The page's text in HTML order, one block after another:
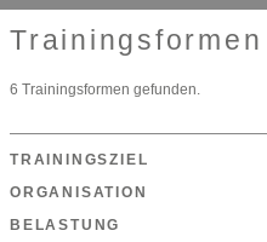
Trainingsformen
6 Trainingsformen gefunden.
TRAININGSZIEL
ORGANISATION
BELASTUNG